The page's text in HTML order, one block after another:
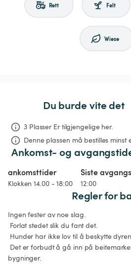
Rett Felt
Wiese
Du burde vite det
3 Plasser Er tilgjengelige her.
Denne plassen må bestilles minst
Ankomst- og
ankomsttider
Klokken 14.00 - 18:00
Siste
12:00
Regler for
Ingen fester av noe slag.
bygninger.